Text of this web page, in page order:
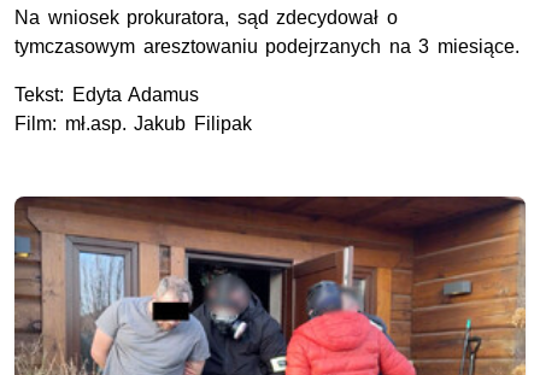
Na wniosek prokuratora, sąd zdecydował o
tymczasowym aresztowaniu podejrzanych na 3 miesiące.
Tekst: Edyta Adamus
Film: mł.asp. Jakub Filipak